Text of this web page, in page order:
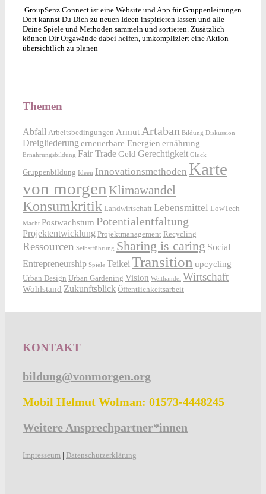
GroupSenz Connect ist eine Website und App für Gruppenleitungen.
Dort kannst Du Dich zu neuen Ideen inspirieren lassen und alle
Deine Spiele und Methoden sammeln und sortieren. Zusätzlich
können Dir Orgawände dabei helfen, umkompliziert eine Aktion
übersichtlich zu planen
Themen
Abfall Arbeitsbedingungen Armut Artaban Bildung Diskussion
Dreigliederung erneuerbare Energien ernährung
Ernährungsbildung Fair TradeGeld Gerechtigkeit Glück
Gruppenbildung Ideen Innovationsmethoden Karte
von morgen Klimawandel
Konsumkritik Landwirtschaft Lebensmittel LowTech
Macht Postwachstum Potentialentfaltung
Projektentwicklung Projektmanagement Recycling
Ressourcen Selbstführung Sharing is caring Social
Entrepreneurship Spiele Teikei Transition upcycling
Urban Design Urban Gardening Vision Welthandel Wirtschaft
Wohlstand Zukunftsblick Öffentlichkeitsarbeit
KONTAKT
bildung@vonmorgen.org
Mobil Helmut Wolman: 01573-4448245
Weitere Ansprechpartner*innen
Impresseum | Datenschutzerklärung